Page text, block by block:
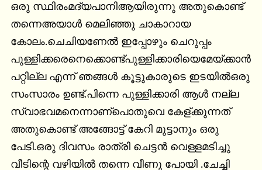
ഒരു സ്ഥിരംമദ്യപാനിആയിരുന്നു അതുകൊണ്ട്
തന്നെഅയാൾ മെലിഞ്ഞു ചാകാറായ
കോലം.ചെചിയണേൽ ഇപ്പോഴും ചെറുപ്പം
പുള്ളിക്കരെനെക്കൊണ്ട്പുള്ളിക്കാരിയെമേയ്ക്കാൻ
പറ്റില്ല എന്ന് ഞങ്ങൾ കൂട്ടുകാരുടെ ഇടയിൽഒരു
സംസാരം ഉണ്ട്.പിന്നെ പുള്ളിക്കാരി ആൾ നല്ല
സ്വാഭവമനെന്നാണ്പൊതുവെ കേള്ക്കുന്നത്
അതുകൊണ്ട് അങ്ങോട്ട്‌ കേറി മുട്ടാനും ഒരു
പേടി.ഒരു ദിവസം രാത്രി ചെട്ടൻ വെള്ളമടിച്ചു
വീടിന്റെ വഴിയിൽ തന്നെ വീണു പോയി .ചേച്ചി